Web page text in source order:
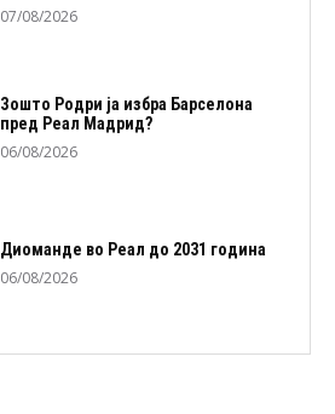
07/08/2026
Зошто Родри ја избра Барселона
пред Реал Мадрид?
06/08/2026
Диоманде во Реал до 2031 година
06/08/2026